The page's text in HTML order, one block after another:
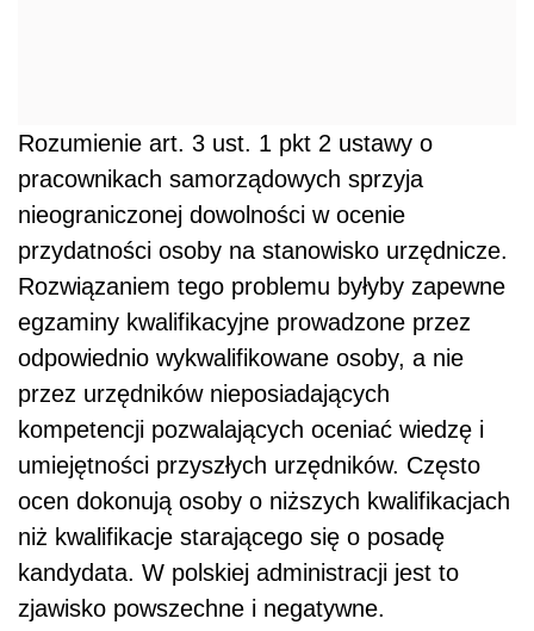
Rozumienie art. 3 ust. 1 pkt 2 ustawy o
pracownikach samorządowych sprzyja
nieograniczonej dowolności w ocenie
przydatności osoby na stanowisko urzędnicze.
Rozwiązaniem tego problemu byłyby zapewne
egzaminy kwalifikacyjne prowadzone przez
odpowiednio wykwalifikowane osoby, a nie
przez urzędników nieposiadających
kompetencji pozwalających oceniać wiedzę i
umiejętności przyszłych urzędników. Często
ocen dokonują osoby o niższych kwalifikacjach
niż kwalifikacje starającego się o posadę
kandydata. W polskiej administracji jest to
zjawisko powszechne i negatywne.